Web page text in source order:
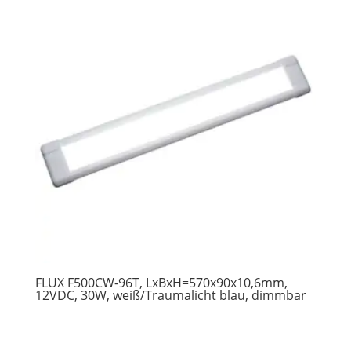
FLUX F500CW-96T, LxBxH=570x90x10,6mm,
12VDC, 30W, weiß/Traumalicht blau, dimmbar